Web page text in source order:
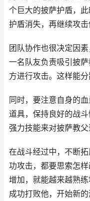
个巨大的披萨护盾，
护盾消失，再继续攻击
团队协作也很决定因
一名队友负责吸引披
方进行攻击。这样能
同时，要注意自身的
道具，保持良好的战
强力技能来对披萨教父
在战斗经过中，不断
功攻击，都要思索怎
增加，就能越来越熟
成功打败他，开始新